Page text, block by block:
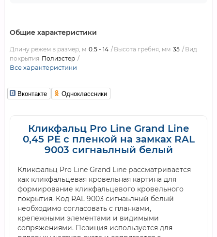
Общие характеристики
Длину режем в размер, м 0.5 - 14 Высота гребня, мм 35
Вид
покрытия Полиэстер
Все характеристики
Вконтакте Одноклассники
Кликфальц Pro Line Grand Line
0,45 PE с пленкой на замках RAL
9003 сигнаьлный белый
Кликфальц Pro Line Grand Line рассматривается
как кликфальцевая кровельная картина для
формирование кликфальцевого кровельного
покрытия. Код RAL 9003 сигнаьлный белый
необходимо согласовать с планками,
крепежными элементами и видимыми
сопряжениями. Позиция используется для